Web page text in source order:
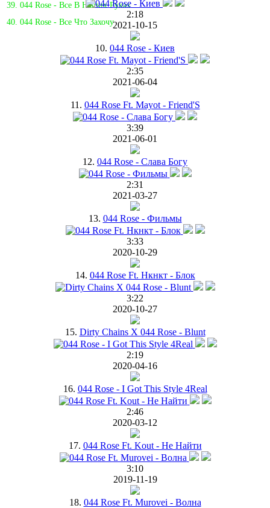
39. 044 Rose - Все В Наших Руках
40. 044 Rose - Все Что Захочу
2:18
2021-10-15
10. 044 Rose - Киев
2:35
2021-06-04
11. 044 Rose Ft. Mayot - Friend'S
3:39
2021-06-01
12. 044 Rose - Слава Богу
2:31
2021-03-27
13. 044 Rose - Фильмы
3:33
2020-10-29
14. 044 Rose Ft. Нкнкт - Блок
3:22
2020-10-27
15. Dirty Chains X 044 Rose - Blunt
2:19
2020-04-16
16. 044 Rose - I Got This Style 4Real
2:46
2020-03-12
17. 044 Rose Ft. Kout - Не Найти
3:10
2019-11-19
18. 044 Rose Ft. Murovei - Волна